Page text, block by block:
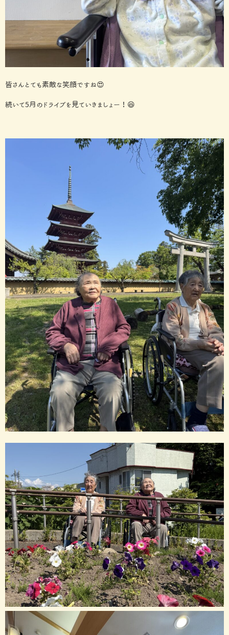
皆さんとても素敵な笑顔ですね😍
続いて5月のドライブを見ていきましょー！😆